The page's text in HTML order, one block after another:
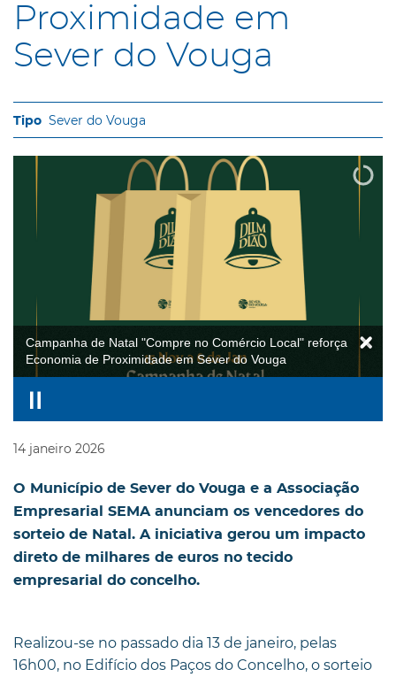
Proximidade em
Sever do Vouga
Sever do Vouga
Campanha de Natal "Compre no Comércio Local" reforça
Economia de Proximidade em Sever do Vouga
14 janeiro 2026
O Município de Sever do Vouga e a Associação
Empresarial SEMA anunciam os vencedores do
sorteio de Natal. A iniciativa gerou um impacto
direto de milhares de euros no tecido
empresarial do concelho.
Realizou-se no passado dia 13 de janeiro, pelas
16h00, no Edifício dos Paços do Concelho, o sorteio